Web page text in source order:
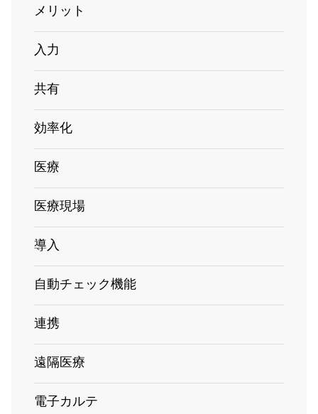
メリット
入力
共有
効率化
医療
医療現場
導入
自動チェック機能
連携
遠隔医療
電子カルテ